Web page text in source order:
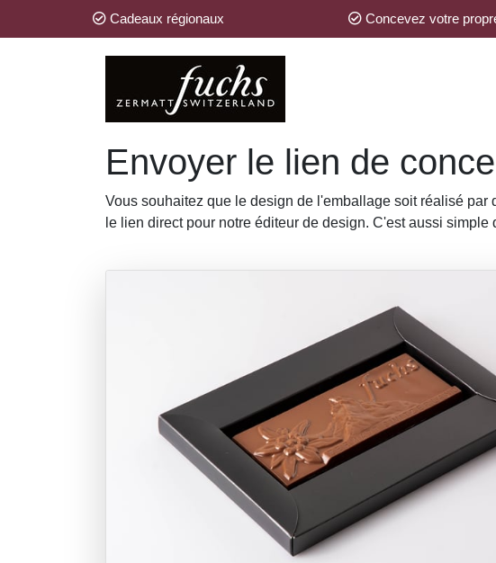
Cadeaux régionaux Concevez votre
Envoyer le lien de
Vous souhaitez que le design de l'emballage soit réalisé
le lien direct pour notre éditeur de design. C'est aussi